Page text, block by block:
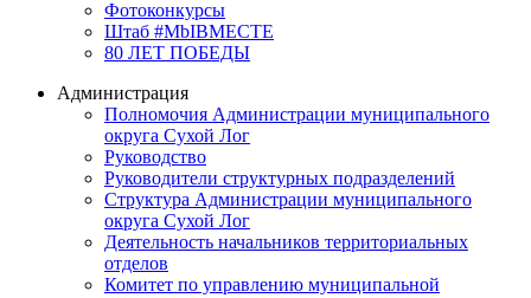
Фотоконкурсы
Штаб #MbIBMECTE
80 ЛЕТ ПОБЕДЫ
Администрация
Полномочия Администрации муниципального
округа Сухой Лог
Руководство
Руководители структурных подразделений
Структура Администрации муниципального
округа Сухой Лог
Деятельность начальников территориальных
отделов
Комитет по управлению муниципальной